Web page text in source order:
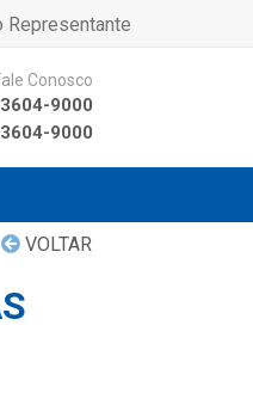
Representante
Conosco
9000
9000
VOLTAR